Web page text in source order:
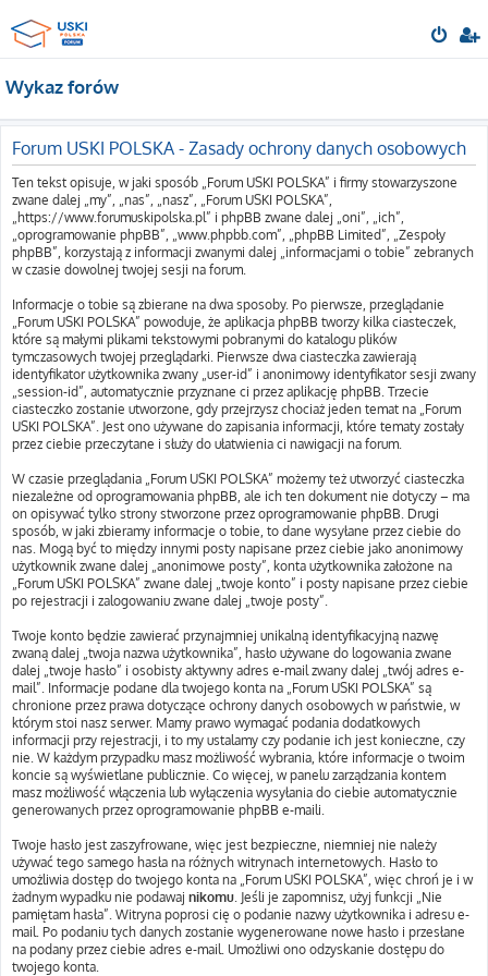
Wykaz forów
Forum USKI POLSKA - Zasady ochrony danych osobowych
Ten tekst opisuje, w jaki sposób „Forum USKI POLSKA” i firmy stowarzyszone
zwane dalej „my”, „nas”, „nasz”, „Forum USKI POLSKA”,
„https://www.forumuskipolska.pl” i phpBB zwane dalej „oni”, „ich”,
„oprogramowanie phpBB”, „www.phpbb.com”, „phpBB Limited”, „Zespoły
phpBB”, korzystają z informacji zwanymi dalej „informacjami o tobie” zebranych
w czasie dowolnej twojej sesji na forum.
Informacje o tobie są zbierane na dwa sposoby. Po pierwsze, przeglądanie
„Forum USKI POLSKA” powoduje, że aplikacja phpBB tworzy kilka ciasteczek,
które są małymi plikami tekstowymi pobranymi do katalogu plików
tymczasowych twojej przeglądarki. Pierwsze dwa ciasteczka zawierają
identyfikator użytkownika zwany „user-id” i anonimowy identyfikator sesji zwany
„session-id”, automatycznie przyznane ci przez aplikację phpBB. Trzecie
ciasteczko zostanie utworzone, gdy przejrzysz chociaż jeden temat na „Forum
USKI POLSKA”. Jest ono używane do zapisania informacji, które tematy zostały
przez ciebie przeczytane i służy do ułatwienia ci nawigacji na forum.
W czasie przeglądania „Forum USKI POLSKA” możemy też utworzyć ciasteczka
niezależne od oprogramowania phpBB, ale ich ten dokument nie dotyczy – ma
on opisywać tylko strony stworzone przez oprogramowanie phpBB. Drugi
sposób, w jaki zbieramy informacje o tobie, to dane wysyłane przez ciebie do
nas. Mogą być to między innymi posty napisane przez ciebie jako anonimowy
użytkownik zwane dalej „anonimowe posty”, konta użytkownika założone na
„Forum USKI POLSKA” zwane dalej „twoje konto” i posty napisane przez ciebie
po rejestracji i zalogowaniu zwane dalej „twoje posty”.
Twoje konto będzie zawierać przynajmniej unikalną identyfikacyjną nazwę
zwaną dalej „twoja nazwa użytkownika”, hasło używane do logowania zwane
dalej „twoje hasło” i osobisty aktywny adres e-mail zwany dalej „twój adres e-
mail”. Informacje podane dla twojego konta na „Forum USKI POLSKA” są
chronione przez prawa dotyczące ochrony danych osobowych w państwie, w
którym stoi nasz serwer. Mamy prawo wymagać podania dodatkowych
informacji przy rejestracji, i to my ustalamy czy podanie ich jest konieczne, czy
nie. W każdym przypadku masz możliwość wybrania, które informacje o twoim
koncie są wyświetlane publicznie. Co więcej, w panelu zarządzania kontem
masz możliwość włączenia lub wyłączenia wysyłania do ciebie automatycznie
generowanych przez oprogramowanie phpBB e-maili.
Twoje hasło jest zaszyfrowane, więc jest bezpieczne, niemniej nie należy
używać tego samego hasła na różnych witrynach internetowych. Hasło to
umożliwia dostęp do twojego konta na „Forum USKI POLSKA”, więc chroń je i w
żadnym wypadku nie podawaj nikomu. Jeśli je zapomnisz, użyj funkcji „Nie
pamiętam hasła”. Witryna poprosi cię o podanie nazwy użytkownika i adresu e-
mail. Po podaniu tych danych zostanie wygenerowane nowe hasło i przesłane
na podany przez ciebie adres e-mail. Umożliwi ono odzyskanie dostępu do
twojego konta.